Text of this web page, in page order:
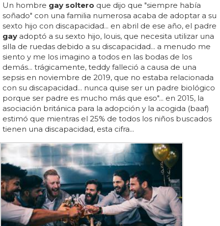
Un hombre gay soltero que dijo que "siempre había
soñado" con una familia numerosa acaba de adoptar a su
sexto hijo con discapacidad... en abril de ese año, el padre
gay adoptó a su sexto hijo, louis, que necesita utilizar una
silla de ruedas debido a su discapacidad... a menudo me
siento y me los imagino a todos en las bodas de los
demás... trágicamente, teddy falleció a causa de una
sepsis en noviembre de 2019, que no estaba relacionada
con su discapacidad... nunca quise ser un padre biológico
porque ser padre es mucho más que eso"... en 2015, la
asociación británica para la adopción y la acogida (baaf)
estimó que mientras el 25% de todos los niños buscados
tienen una discapacidad, esta cifra...